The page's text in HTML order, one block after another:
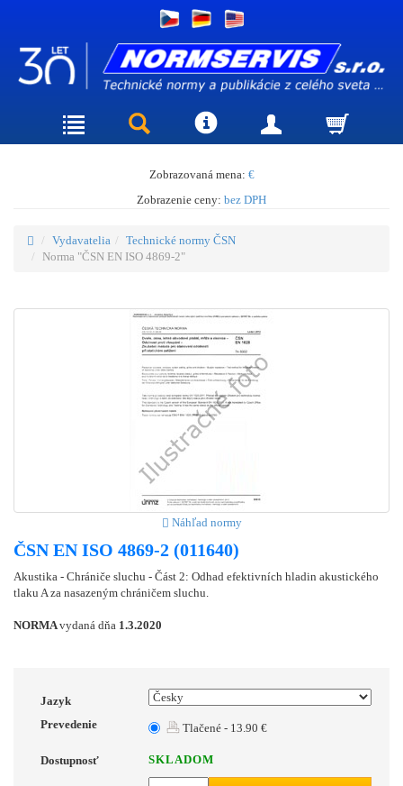
Zobrazovaná mena: €
Zobrazenie ceny: bez DPH
Vydavatelia
Technické normy ČSN
Norma "ČSN EN ISO 4869-2"
Náhľad normy
ČSN EN ISO 4869-2 (011640)
Akustika - Chrániče sluchu - Část 2: Odhad efektivních hladin akustického
tlaku A za nasazeným chráničem sluchu.
NORMAvydaná dňa 1.3.2020
Jazyk
Prevedenie
Tlačené - 13.90 €
Dostupnosť SKLADOM